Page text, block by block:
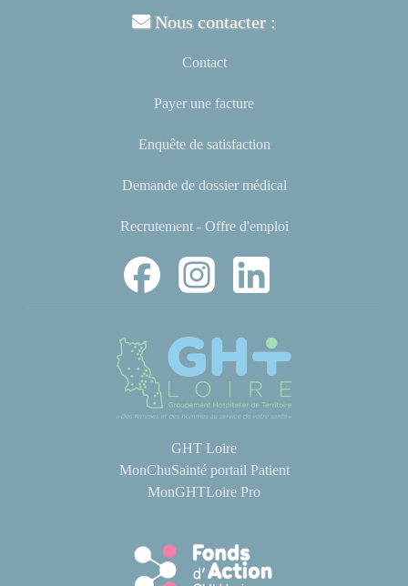
Nous contacter :
Contact
Payer une facture
Enquête de satisfaction
Demande de dossier médical
Recrutement - Offre d'emploi
GHT Loire
MonChuSainté portail Patient
MonGHTLoire Pro